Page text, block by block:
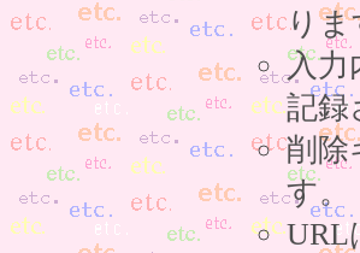
りま
入力
記録
削除
す。
URL